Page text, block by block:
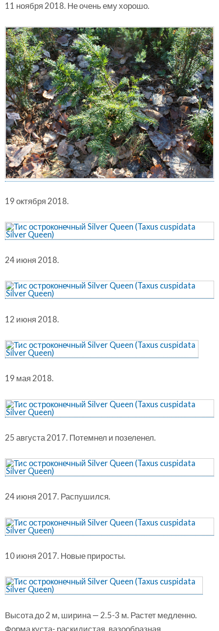
11 ноября 2018. Не очень ему хорошо.
19 октября 2018.
24 июня 2018.
12 июня 2018.
19 мая 2018.
25 августа 2017. Потемнел и позеленел.
24 июня 2017. Распушился.
10 июня 2017. Новые приросты.
Высота до 2 м, ширина — 2.5-3 м. Растет медленно.
Форма куста- раскидистая, вазообразная.